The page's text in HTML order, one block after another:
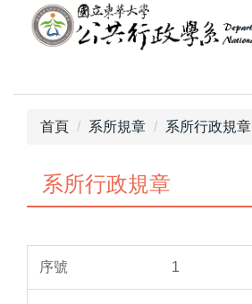
內
首頁 系所規章 系所行政規章
系所行政規章
1